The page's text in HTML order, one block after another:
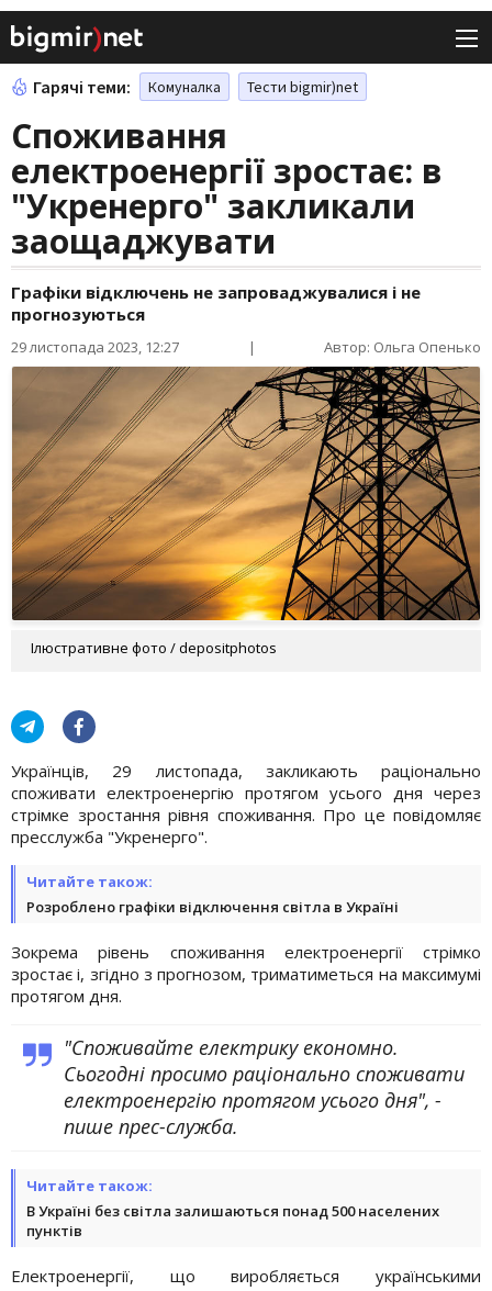
Гарячі теми: Комуналка Тести bigmir)net
Споживання
електроенергії зростає: в
"Укренерго" закликали
заощаджувати
Графіки відключень не запроваджувалися і не
прогнозуються
29 листопада 2023, 12:27 | Автор: Ольга Опенько
Ілюстративне фото / depositphotos
Українців, 29 листопада, закликають раціонально
споживати електроенергію протягом усього дня через
стрімке зростання рівня споживання. Про це повідомляє
пресслужба "Укренерго".
Читайте також:
Розроблено графіки відключення світла в Україні
Зокрема рівень споживання електроенергії стрімко
зростає і, згідно з прогнозом, триматиметься на максимумі
протягом дня.
"Споживайте електрику економно.
Сьогодні просимо раціонально споживати
електроенергію протягом усього дня", -
пише прес-служба.
Читайте також:
В Україні без світла залишаються понад 500 населених
пунктів
Електроенергії, що виробляється українськими